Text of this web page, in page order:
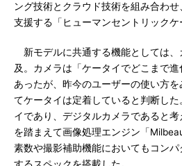
ング技術とクラウド技術を組み合わ
支援する「ヒューマンセントリックケ
新モデルに共通する機能としては、
及。カメラは「ケータイでどこまで
あったが、昨今のユーザーの使い方
てケータイは定着していると判断し
イであり、デジタルカメラであると
を踏まえて画像処理エンジン「
素数や撮影補助機能においてもコン